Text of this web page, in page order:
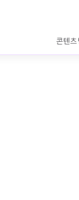
콘텐츠